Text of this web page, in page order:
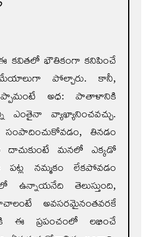
కవితలో భౌతికంగా కనిపించే
పోల్చారు. కానీ,
అధ: పాతాళానికి
వ్యాఖ్యానించవచ్చు.
తినడం
మనలో ఎక్కడో
పట్ల నమ్మకం లేకపోవడం
తెలుస్తుంది,
అవసరమైనంతవరకే
ఈ ప్రపంచంలో లభించే